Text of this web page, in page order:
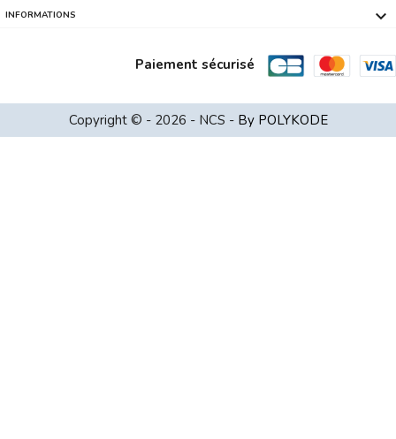
EPSON EB-L790U Projecteur Laser 7300l...
INFORMATIONS 
Paiement sécurisé
Copyright © - 2026 - NCS - By POLYKODE